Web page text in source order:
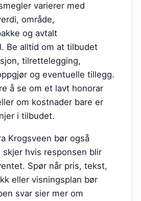
varierer med
område,
og avtalt
Be alltid om at tilbudet
tilrettelegging,
og eventuelle tillegg.
å se om et lavt honorar
om kostnader bare er
i tilbudet.
Krogsveen bør også
skjer hvis responsen blir
Spør når pris, tekst,
eller visningsplan bør
svar sier mer om